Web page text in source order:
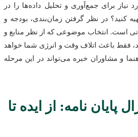
نیاز برای جمع‌آوری و تحلیل داده‌ها را در
کنید؟ در نظر گرفتن زمان‌بندی، بودجه و
است. انتخاب موضوعی که از نظر منابع و
فقط باعث اتلاف وقت و انرژی شما خواهد
و مشاوران خبره می‌تواند در این مرحله
پایان نامه: از ایده تا